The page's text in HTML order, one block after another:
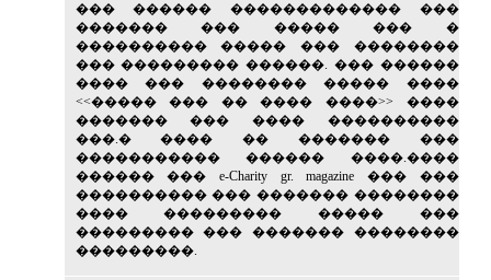
��� ������ ������������� ���
������� ��� ����� ��� �
���������� ����� ��� ��������
��� ��������� ������. ��� ������
���� ��� �������� ����� ����
<<����� ��� �� ���� ����>> ����
������� ��� ���� ����������
���.� ���� �� ������� ���
����������� ������ ����.����
������ ��� e-Charity gr. magazine ��� ���
���������� ��� ������� ��������
���� ��������� ����� ���
��������� ��� ������� ��������
���������.